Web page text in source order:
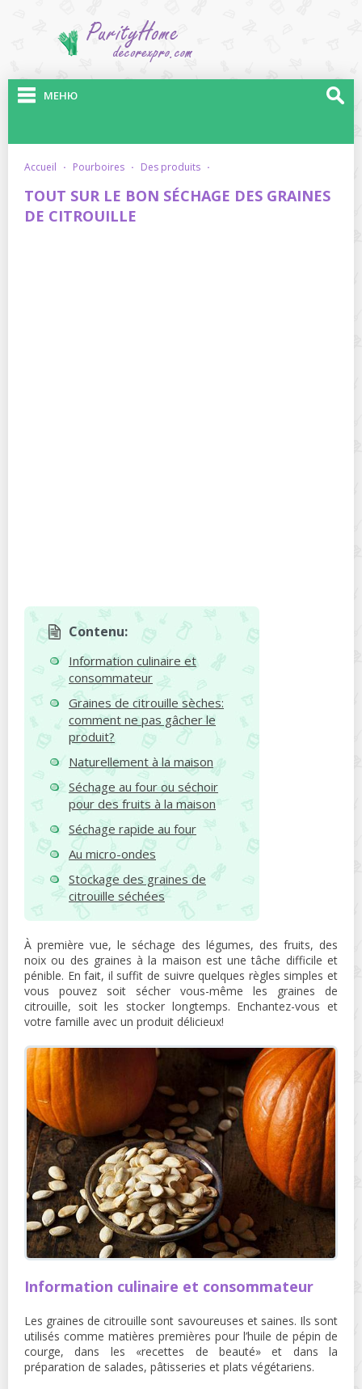
МЕНЮ
accueil · pourboires · des produits ·
TOUT SUR LE BON SÉCHAGE DES GRAINES
DE CITROUILLE
Contenu:
Information culinaire et
consommateur
Graines de citrouille sèches:
comment ne pas gâcher le
produit?
Naturellement à la maison
Séchage au four ou séchoir
pour des fruits à la maison
Séchage rapide au four
Au micro-ondes
Stockage des graines de
citrouille séchées
À première vue, le séchage des légumes, des fruits, des
noix ou des graines à la maison est une tâche difficile et
pénible. En fait, il suffit de suivre quelques règles simples et
vous pouvez soit sécher vous-même les graines de
citrouille, soit les stocker longtemps. Enchantez-vous et
votre famille avec un produit délicieux!
Information culinaire et consommateur
Les graines de citrouille sont savoureuses et saines. Ils sont
utilisés comme matières premières pour l’huile de pépin de
courge, dans les «recettes de beauté» et dans la
préparation de salades, pâtisseries et plats végétariens.